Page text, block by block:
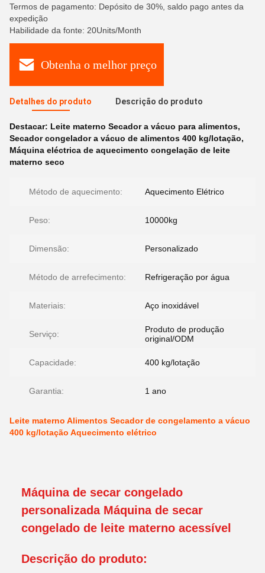
Termos de pagamento: Depósito de 30%, saldo pago antes da
expedição
Habilidade da fonte: 20Units/Month
Obtenha o melhor preço
Detalhes do produto Descrição do produto
Destacar: Leite materno Secador a vácuo para alimentos,
Secador congelador a vácuo de alimentos 400 kg/lotação,
Máquina eléctrica de aquecimento congelação de leite
materno seco
Método de aquecimento: Aquecimento Elétrico
Peso: 10000kg
Dimensão: Personalizado
Método de arrefecimento: Refrigeração por água
Materiais: Aço inoxidável
Serviço:
Produto de produção
original/ODM
Capacidade: 400 kg/lotação
Garantia: 1 ano
Leite materno Alimentos Secador de congelamento a vácuo
400 kg/lotação Aquecimento elétrico
Máquina de secar congelado
personalizada Máquina de secar
congelado de leite materno acessível
Descrição do produto: